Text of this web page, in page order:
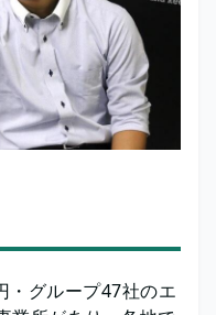
・グループ47社のエ